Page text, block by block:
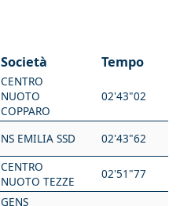
Società Tempo
CENTRO
NUOTO
COPPARO
02'43"02
NS EMILIA SSD 02'43"62
CENTRO
NUOTO TEZZE
02'51"77
GENS